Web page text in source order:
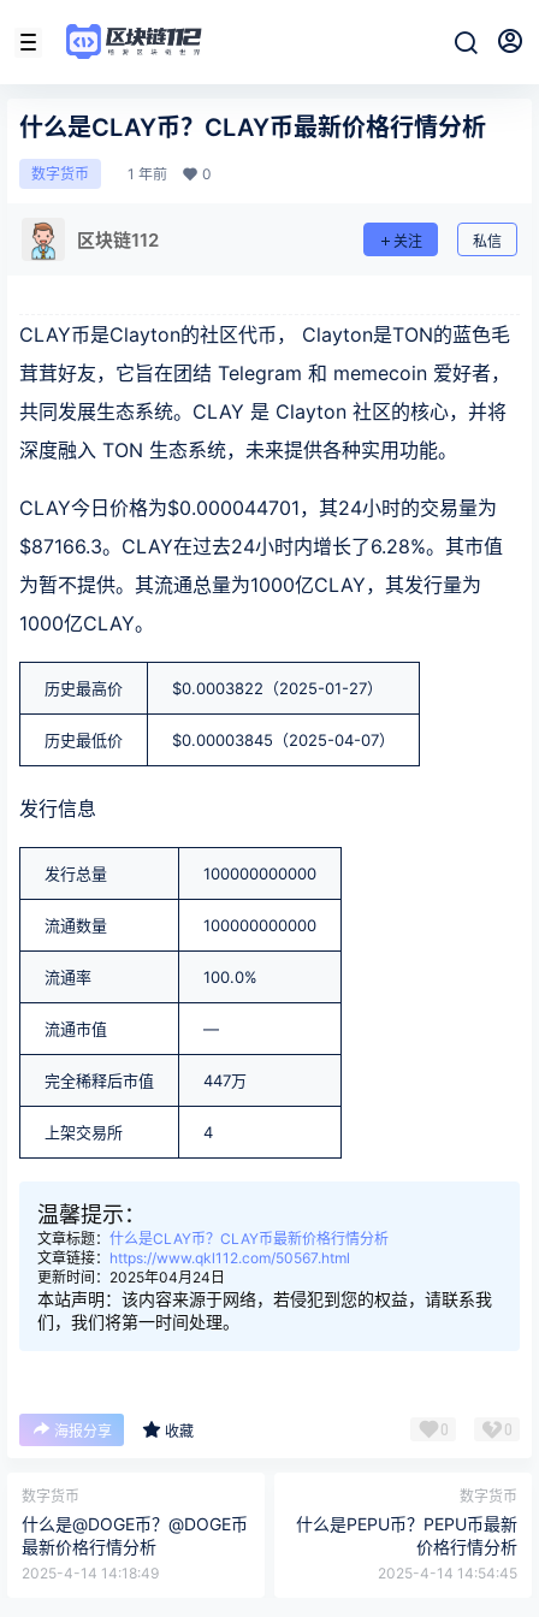
什么是CLAY币？CLAY币最新价格行情分析
数字货币 1 年前 0
区块链112 关注 私信
CLAY币是Clayton的社区代币， Clayton是TON的蓝色毛
茸茸好友，它旨在团结 Telegram 和 memecoin 爱好者，
共同发展生态系统。CLAY 是 Clayton 社区的核心，并将
深度融入 TON 生态系统，未来提供各种实用功能。
CLAY今日价格为$0.000044701，其24小时的交易量为
$87166.3。CLAY在过去24小时内增长了6.28%。其市值
为暂不提供。其流通总量为1000亿CLAY，其发行量为
1000亿CLAY。
历史最高价 $0.0003822（2025-01-27）
历史最低价 $0.00003845（2025-04-07）
发行信息
发行总量 100000000000
流通数量 100000000000
流通率 100.0%
流通市值 —
完全稀释后市值 447万
上架交易所 4
温馨提示：
文章标题： 什么是CLAY币？CLAY币最新价格行情分析
文章链接： https://www.qkl112.com/50567.html
更新时间：2025年04月24日
本站声明：该内容来源于网络，若侵犯到您的权益，请联系我
们，我们将第一时间处理。
海报分享 收藏 0 0
数字货币
什么是@DOGE币？@DOGE币
最新价格行情分析
2025-4-14 14:18:49
数字货币
什么是PEPU币？PEPU币最新
价格行情分析
2025-4-14 14:54:45